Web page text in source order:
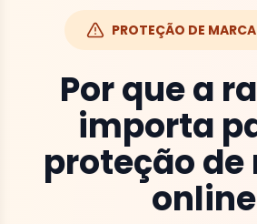
PROTEÇÃO DE
Por que a
importa
proteção
online